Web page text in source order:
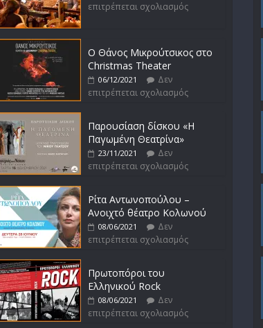
επιτρέπεται σχολιασμός
Ο Θάνος Μικρούτσικος στο
Christmas Theater
06/12/2021
Δεν
επιτρέπεται σχολιασμός
Παρουσίαση δίσκου «Η
Παγωμένη Θεατρίνα»
23/11/2021
Δεν
επιτρέπεται σχολιασμός
Ρίτα Αντωνοπούλου –
Ανοιχτό θέατρο Κολωνού
08/06/2021
Δεν
επιτρέπεται σχολιασμός
Πρωτοπόροι του
Ελληνικού Rock
08/06/2021
Δεν
επιτρέπεται σχολιασμός